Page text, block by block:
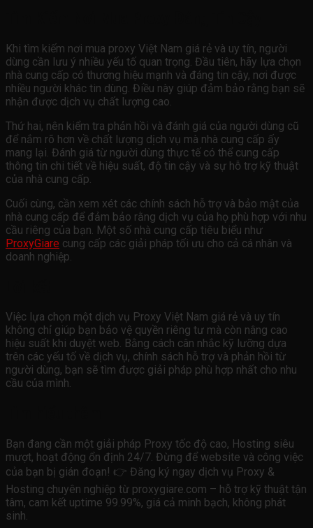
Khi tìm kiếm nơi mua proxy Việt Nam giá rẻ và uy tín, người
dùng cần lưu ý nhiều yếu tố quan trọng. Đầu tiên, hãy lựa chọn
nhà cung cấp có thương hiệu mạnh và đáng tin cậy, nơi được
nhiều người khác tin dùng. Điều này giúp đảm bảo rằng bạn sẽ
nhận được dịch vụ chất lượng cao.
Thứ hai, nên kiểm tra phản hồi và đánh giá của người dùng cũ
để nắm rõ hơn về chất lượng dịch vụ mà nhà cung cấp ấy
mang lại. Đánh giá từ người dùng thực tế có thể cung cấp
thông tin chi tiết về hiệu suất, độ tin cậy và sự hỗ trợ kỹ thuật
của nhà cung cấp.
Cuối cùng, cần xem xét các chính sách hỗ trợ và bảo mật của
nhà cung cấp để đảm bảo rằng dịch vụ của họ phù hợp với nhu
cầu riêng của bạn. Một số nhà cung cấp tiêu biểu như
ProxyGiare cung cấp các giải pháp tối ưu cho cả cá nhân và
doanh nghiệp.
Việc lựa chọn một dịch vụ Proxy Việt Nam giá rẻ và uy tín
không chỉ giúp bạn bảo vệ quyền riêng tư mà còn nâng cao
hiệu suất khi duyệt web. Bằng cách cân nhắc kỹ lưỡng dựa
trên các yếu tố về dịch vụ, chính sách hỗ trợ và phản hồi từ
người dùng, bạn sẽ tìm được giải pháp phù hợp nhất cho nhu
cầu của mình.
Bạn đang cần một giải pháp Proxy tốc độ cao, Hosting siêu
mượt, hoạt động ổn định 24/7. Đừng để website và công việc
của bạn bị gián đoạn! 👉 Đăng ký ngay dịch vụ Proxy &
Hosting chuyên nghiệp từ proxygiare.com – hỗ trợ kỹ thuật tận
tâm, cam kết uptime 99.99%, giá cả minh bạch, không phát
sinh.